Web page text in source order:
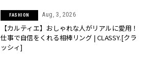
FASHION Aug, 3, 2026
【カルティエ】おしゃれな人がリアルに愛用！
仕事で自信をくれる相棒リング | CLASSY.[クラ
ッシィ]